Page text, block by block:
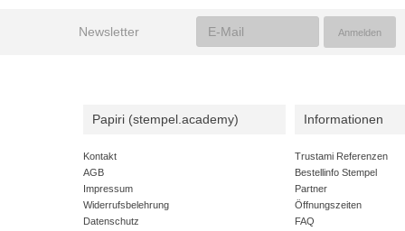
Newsletter
Papiri (stempel.academy)
Kontakt
AGB
Impressum
Widerrufsbelehrung
Datenschutz
Informationen
Trustami Referenzen
Bestellinfo Stempel
Partner
Öffnungszeiten
FAQ